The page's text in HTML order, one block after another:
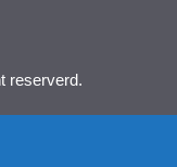
reserverd.